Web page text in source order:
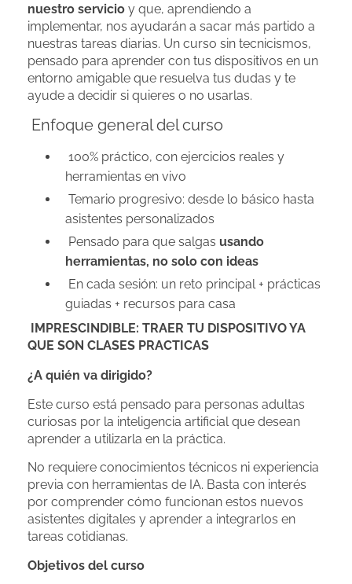
nuestro servicio y que, aprendiendo a
implementar, nos ayudarán a sacar más partido a
nuestras tareas diarias. Un curso sin tecnicismos,
pensado para aprender con tus dispositivos en un
entorno amigable que resuelva tus dudas y te
ayude a decidir si quieres o no usarlas.
Enfoque general del curso
100% práctico, con ejercicios reales y
herramientas en vivo
Temario progresivo: desde lo básico hasta
asistentes personalizados
Pensado para que salgas usando
herramientas, no solo con ideas
En cada sesión: un reto principal + prácticas
guiadas + recursos para casa
IMPRESCINDIBLE: TRAER TU DISPOSITIVO YA
QUE SON CLASES PRACTICAS
¿A quién va dirigido?
Este curso está pensado para personas adultas
curiosas por la inteligencia artificial que desean
aprender a utilizarla en la práctica.
No requiere conocimientos técnicos ni experiencia
previa con herramientas de IA. Basta con interés
por comprender cómo funcionan estos nuevos
asistentes digitales y aprender a integrarlos en
tareas cotidianas.
Objetivos del curso